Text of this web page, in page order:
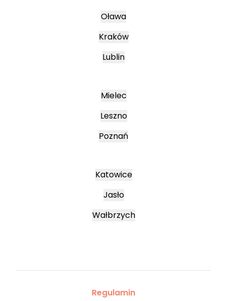
Oława
Kraków
Lublin
Mielec
Leszno
Poznań
Katowice
Jasło
Wałbrzych
Regulamin